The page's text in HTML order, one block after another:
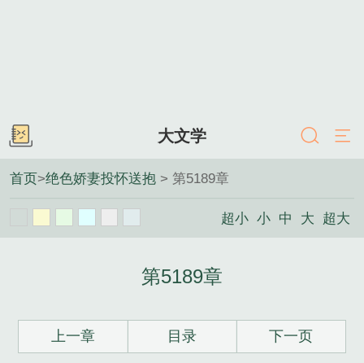
大文学
首页>绝色娇妻投怀送抱 > 第5189章
超小 小 中 大 超大
第5189章
上一章 目录 下一页